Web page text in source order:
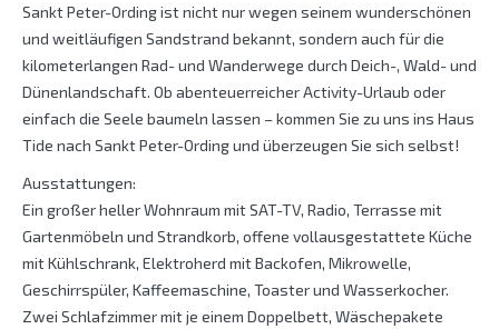
Sankt Peter-Ording ist nicht nur wegen seinem wunderschönen
und weitläufigen Sandstrand bekannt, sondern auch für die
kilometerlangen Rad- und Wanderwege durch Deich-, Wald- und
Dünenlandschaft. Ob abenteuerreicher Activity-Urlaub oder
einfach die Seele baumeln lassen – kommen Sie zu uns ins Haus
Tide nach Sankt Peter-Ording und überzeugen Sie sich selbst!
Ausstattungen:
Ein großer heller Wohnraum mit SAT-TV, Radio, Terrasse mit
Gartenmöbeln und Strandkorb, offene vollausgestattete Küche
mit Kühlschrank, Elektroherd mit Backofen, Mikrowelle,
Geschirrspüler, Kaffeemaschine, Toaster und Wasserkocher.
Zwei Schlafzimmer mit je einem Doppelbett, Wäschepakete